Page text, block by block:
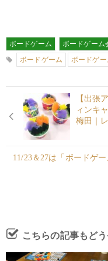
ボードゲーム
ボードゲーム
ボードゲーム
ボードゲ
【出張
ィンキ
梅田｜
11/23＆27は「ボードゲ
こちらの記事もど